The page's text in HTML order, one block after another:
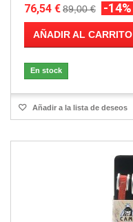
76,54 €89,00 € -14%
AÑADIR AL CARRITO
En stock
Añadir a la lista de deseos